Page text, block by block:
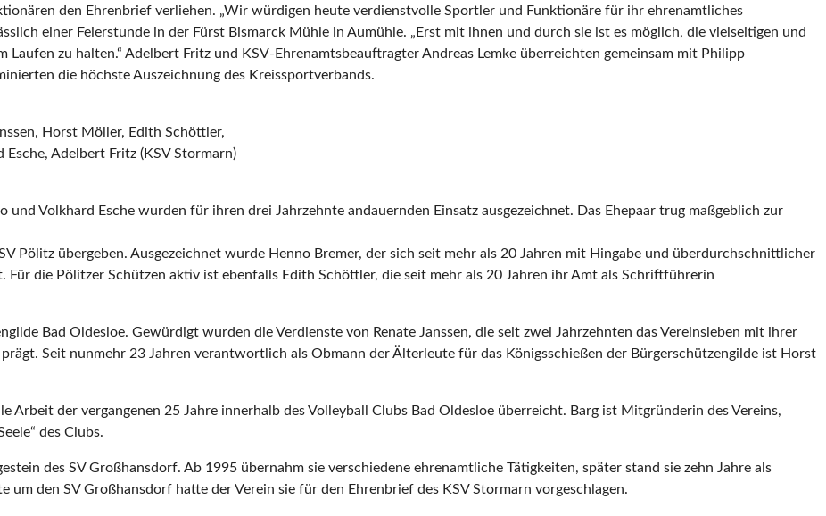
den Ehrenbrief verliehen. „Wir würdigen heute verdienstvolle Sportler und Funktionäre für ihr ehrenamtliches
einer Feierstunde in der Fürst Bismarck Mühle in Aumühle. „Erst mit ihnen und durch sie ist es möglich, die vielseitigen und
zu halten.“ Adelbert Fritz und KSV-Ehrenamtsbeauftragter Andreas Lemke überreichten gemeinsam mit Philipp
die höchste Auszeichnung des Kreissportverbands.
Horst Möller, Edith Schöttler,
Adelbert Fritz (KSV Stormarn)
Volkhard Esche wurden für ihren drei Jahrzehnte andauernden Einsatz ausgezeichnet. Das Ehepaar trug maßgeblich zur
Pölitz übergeben. Ausgezeichnet wurde Henno Bremer, der sich seit mehr als 20 Jahren mit Hingabe und überdurchschnittlicher
Für die Pölitzer Schützen aktiv ist ebenfalls Edith Schöttler, die seit mehr als 20 Jahren ihr Amt als Schriftführerin
Bad Oldesloe. Gewürdigt wurden die Verdienste von Renate Janssen, die seit zwei Jahrzehnten das Vereinsleben mit ihrer
Seit nunmehr 23 Jahren verantwortlich als Obmann der Älterleute für das Königsschießen der Bürgerschützengilde ist Horst
Arbeit der vergangenen 25 Jahre innerhalb des Volleyball Clubs Bad Oldesloe überreicht. Barg ist Mitgründerin des Vereins,
des Clubs.
des SV Großhansdorf. Ab 1995 übernahm sie verschiedene ehrenamtliche Tätigkeiten, später stand sie zehn Jahre als
um den SV Großhansdorf hatte der Verein sie für den Ehrenbrief des KSV Stormarn vorgeschlagen.